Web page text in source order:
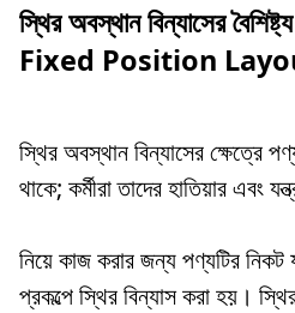
স্থির অবস্থান বিন্যাসের
Fixed Position
স্থির অবস্থান বিন্যাসের ক্ষেত্রে
থাকে; কর্মীরা তাদের হাতিয়ার এবং
নিয়ে কাজ করার জন্য পণ্যটির
প্রকল্পে স্থির বিন্যাস করা হয়।